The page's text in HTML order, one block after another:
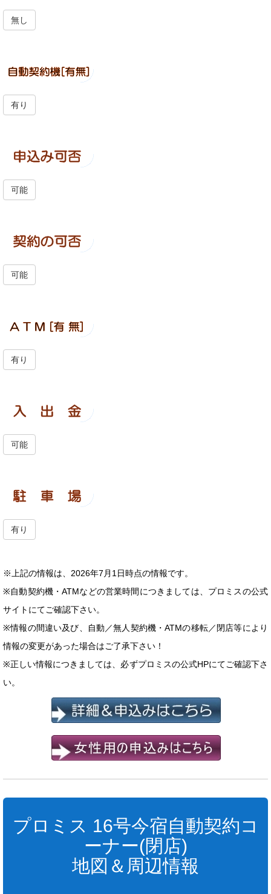
無し
有り
可能
可能
有り
可能
有り
※上記の情報は、2026年7月1日時点の情報です。
※自動契約機・ATMなどの営業時間につきましては、プロミスの公式
サイトにてご確認下さい。
※情報の間違い及び、自動／無人契約機・ATMの移転／閉店等により
情報の変更があった場合はご了承下さい！
※正しい情報につきましては、必ずプロミスの公式HPにてご確認下さ
い。
プロミス 16号今宿自動契約コ
ーナー(閉店)
地図＆周辺情報